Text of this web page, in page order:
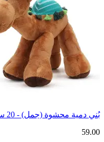
بُني دمية محشوة (جمل) - 20 سم
59.00